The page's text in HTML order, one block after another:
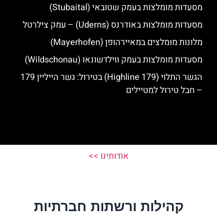
מסעדות מומלצות בעמק שטובאי (Stubaital)
מסעדות מומלצות באודרנס (Uderns) – עמק צילרטל
מלונות מומלצים במאיירהופן (Mayerhofen)
מסעדות מומלצות בעמק ווילדשונאו (Wildschonau)
הגשר התלוי (Highline 179) בטירול: גשר הייליין 179
– חבל טירול למטיילים
אודותינו >>
קהילות ורשתות חברתיות